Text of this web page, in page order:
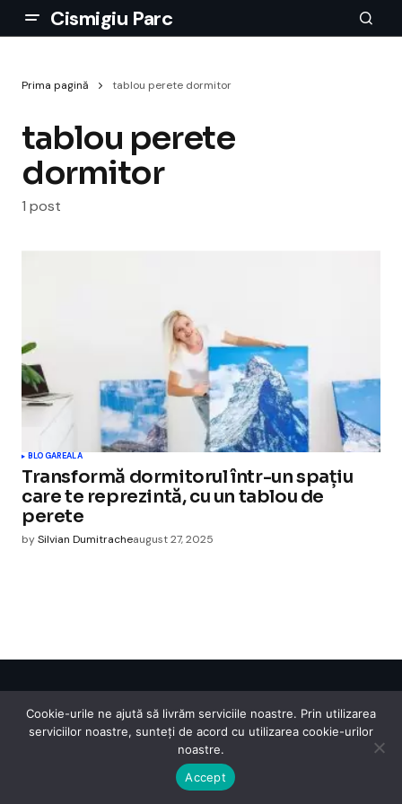
Cismigiu Parc
Prima pagină tablou perete dormitor
tablou perete
dormitor
1 post
BLOGAREALA
Transformă dormitorul într-un spațiu
care te reprezintă, cu un tablou de
perete
bySilvian Dumitracheaugust 27, 2025
Cismigiu Parc
© 2024 CismigiuParc. All Rights Reserved.
InternetLegislatieMedicalModaSarbatori TelefoaneContact
Cookie-urile ne ajută să livrăm serviciile noastre. Prin utilizarea
serviciilor noastre, sunteți de acord cu utilizarea cookie-urilor
noastre.
Accept